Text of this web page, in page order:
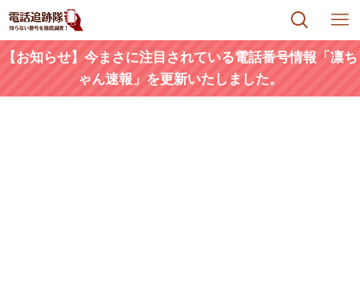
【お知らせ】今まさに注目されている電話番号情報「凛ち
ゃん速報」を更新いたしました。